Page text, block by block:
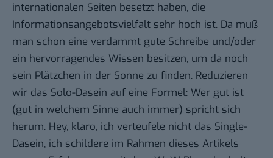
internationalen Seiten besetzt haben, die
Informationsangebotsvielfalt sehr hoch ist. Da muß
man schon eine verdammt gute Schreibe und/oder
ein hervorragendes Wissen besitzen, um da noch
sein Plätzchen in der Sonne zu finden. Reduzieren
wir das Solo-Dasein auf eine Formel: Wer gut ist
(gut in welchem Sinne auch immer) spricht sich
herum. Hey, klaro, ich verteufele nicht das Single-
Dasein, ich schildere im Rahmen dieses Artikels